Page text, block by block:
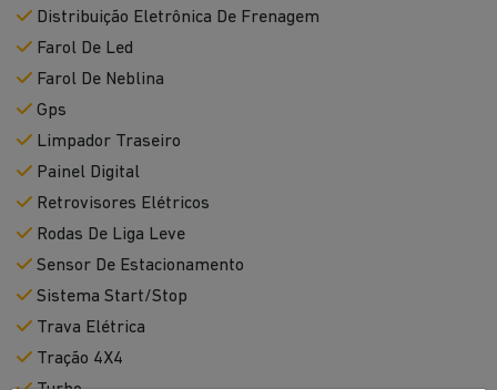
Distribuição Eletrônica De Frenagem
Farol De Led
Farol De Neblina
Gps
Limpador Traseiro
Painel Digital
Retrovisores Elétricos
Rodas De Liga Leve
Sensor De Estacionamento
Sistema Start/Stop
Trava Elétrica
Tração 4X4